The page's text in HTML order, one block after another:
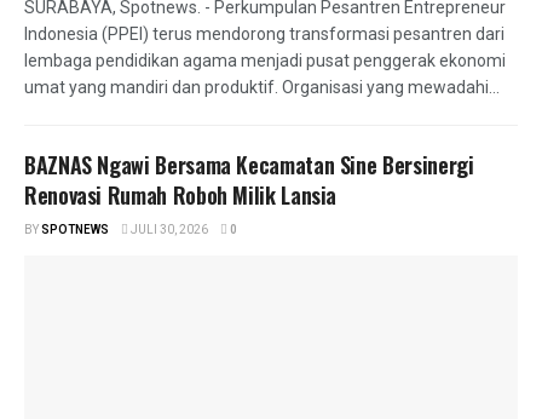
SURABAYA, Spotnews. - Perkumpulan Pesantren Entrepreneur
Indonesia (PPEI) terus mendorong transformasi pesantren dari
lembaga pendidikan agama menjadi pusat penggerak ekonomi
umat yang mandiri dan produktif. Organisasi yang mewadahi...
BAZNAS Ngawi Bersama Kecamatan Sine Bersinergi
Renovasi Rumah Roboh Milik Lansia
BYSPOTNEWS JULI 30, 2026 0